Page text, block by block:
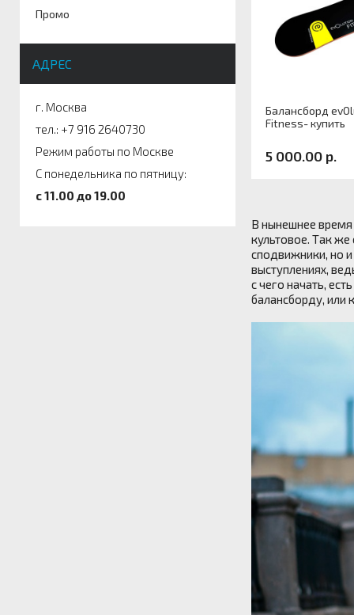
Промо
АДРЕС
г. Москва
тел.: +7 916 2640730
Режим работы по Москве
С понедельника по пятницу:
c 11.00 до 19.00
Балансборд
Fitness- купить
5 000.00 р.
В нынешнее время
культовое. Так
сподвижники, но
выступлениях,
с чего начать,
балансборду, или